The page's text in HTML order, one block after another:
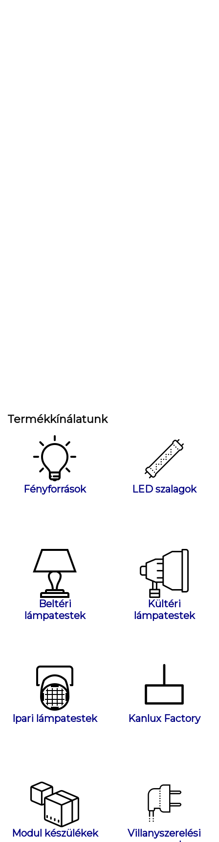
Termékkínálatunk
Fényforrások LED szalagok
Beltéri
lámpatestek
Kültéri
lámpatestek
Ipari lámpatestek Kanlux Factory
Modul készülékek
Villanyszerelési